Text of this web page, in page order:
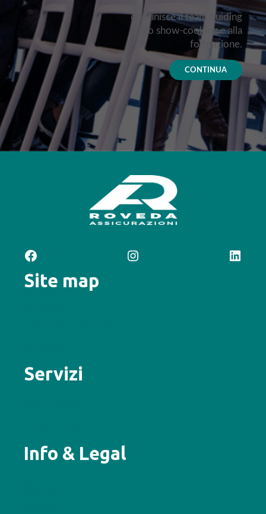
che unisce il team buiding
allo show-cooking e alla
formazione.
CONTINUA
Facebook Instagram LinkedIn
Site map
Servizi
Info & Legal